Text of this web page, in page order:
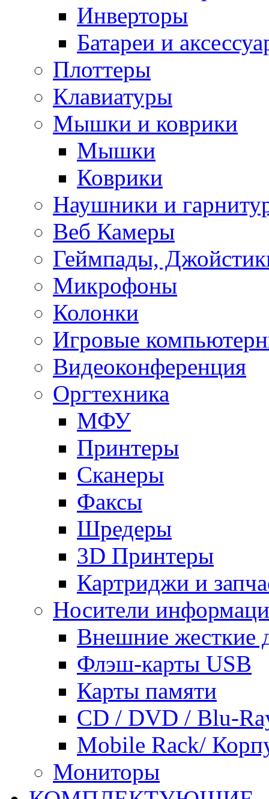
Инверторы
Батареи и
Плоттеры
Клавиатуры
Мышки и коврики
Мышки
Коврики
Наушники и
Веб Камеры
Геймпады,
Микрофоны
Колонки
Игровые
Видеоконференция
Оргтехника
МФУ
Принтеры
Сканеры
Факсы
Шредеры
3D Принтеры
Картриджи и
Носители
Внешние жесткие
Флэш-карты USB
Карты памяти
CD / DVD / Blu-
Mobile Rack/
Мониторы